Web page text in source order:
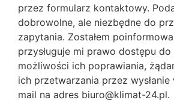
przez formularz kontaktowy.
dobrowolne, ale niezbędne do
zapytania. Zostałem
przysługuje mi prawo dostępu
możliwości ich poprawiania,
ich przetwarzania przez
mail na adres biuro@klimat-24.pl.